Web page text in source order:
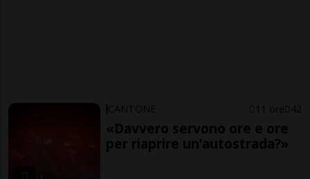
CANTONE 11 ore 42
«Davvero servono ore e ore
per riaprire un’autostrada?»